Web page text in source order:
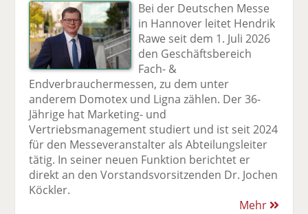
Bei der Deutschen Messe
in Hannover leitet Hendrik
Rawe seit dem 1. Juli 2026
den Geschäftsbereich
Fach- &
Endverbrauchermessen, zu dem unter
anderem Domotex und Ligna zählen. Der 36-
Jährige hat Marketing- und
Vertriebsmanagement studiert und ist seit 2024
für den Messeveranstalter als Abteilungsleiter
tätig. In seiner neuen Funktion berichtet er
direkt an den Vorstandsvorsitzenden Dr. Jochen
Köckler.
Mehr